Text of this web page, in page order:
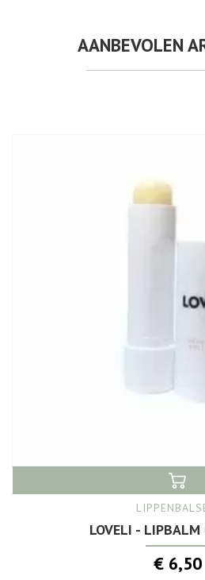
AANBEVOLEN
LOVELI - LIPBALM
€ 6,50